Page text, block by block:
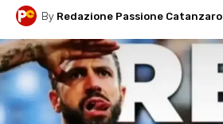
By Redazione Passione Catanzaro